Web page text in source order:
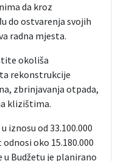
da kroz
do ostvarenja svojih
radna mjesta.
okoliša
rekonstrukcije
zbrinjavanja otpada,
klizištima.
iznosu od 33.100.000
oko 15.180.000
Budžetu je planirano